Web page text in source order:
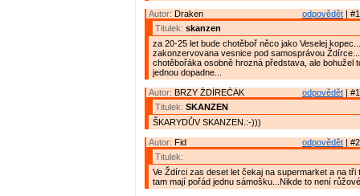
odpovědět |
Autor: Draken
Titulek: skanzen
za 20-25 let bude chotěboř něco jako Veselej
zakonzervovana vesnice pod samosprávou
chotěbořáka osobně hrozná představa, ale bohužel
jednou dopadne...
odpovědět |
Autor: BRZY ŽDÍREČÁK
Titulek: SKANZEN
ŠKARYDŮV SKANZEN.:-)))
odpovědět |
Autor: Fid
Titulek:
Ve Ždírci zas deset let čekaj na supermarket a na tři
tam mají pořád jednu sámošku...Nikde to není